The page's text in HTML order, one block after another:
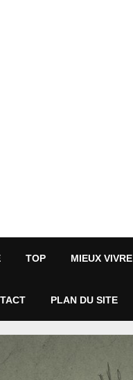
TOP MIEUX VIVRE
PLAN DU SITE